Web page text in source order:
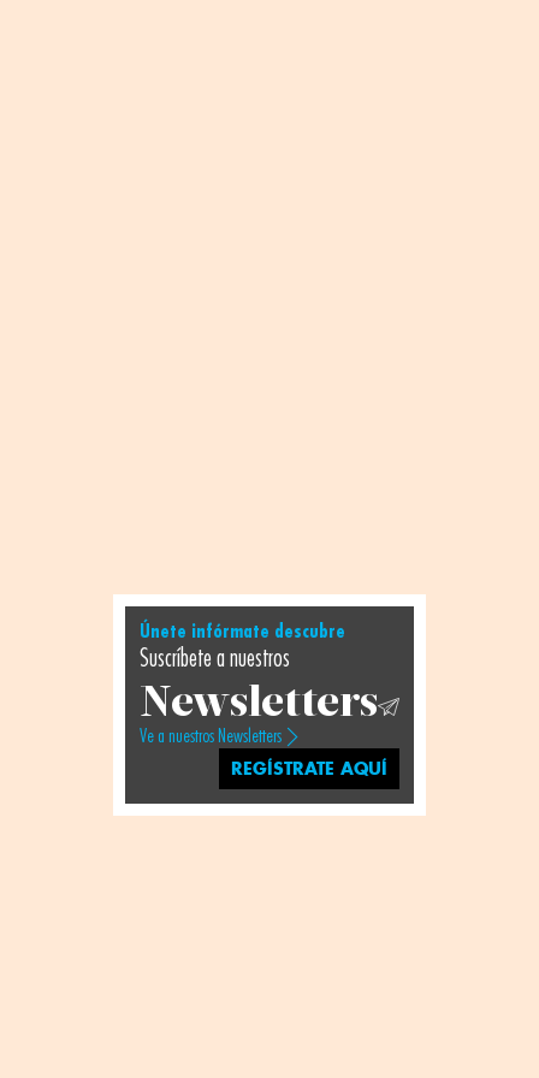
Únete infórmate descubre
Suscríbete a nuestros
Newsletters
Ve a nuestros Newsletters
REGÍSTRATE AQUÍ